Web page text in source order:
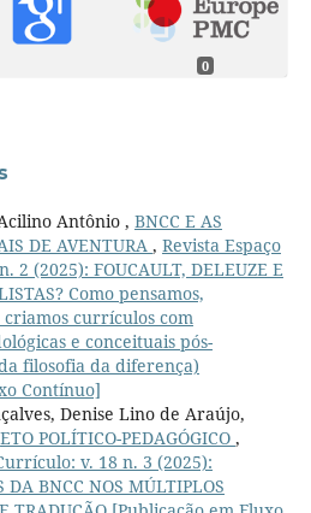
0
Antônio , BNCC E AS
DE AVENTURA , Revista Espaço
2 (2025): FOUCAULT, DELEUZE E
Como pensamos,
currículos com
e conceituais pós-
filosofia da diferença)
Contínuo]
Denise Lino de Araújo,
POLÍTICO-PEDAGÓGICO ,
v. 18 n. 3 (2025):
DA BNCC NOS MÚLTIPLOS